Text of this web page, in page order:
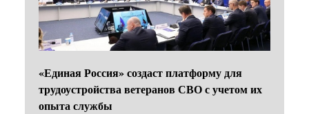
«Единая Россия» создаст платформу для
трудоустройства ветеранов СВО с учетом их
опыта службы